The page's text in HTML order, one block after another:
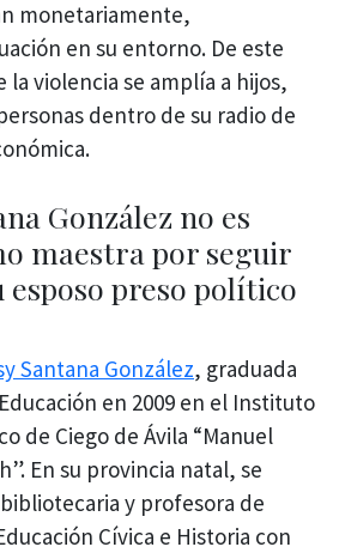
monetariamente,
en su entorno. De este
violencia se amplía a hijos,
dentro de su radio de
González no es
maestra por seguir
esposo preso político
Santana González, graduada
en 2009 en el Instituto
de Ciego de Ávila “Manuel
En su provincia natal, se
y profesora de
Cívica e Historia con